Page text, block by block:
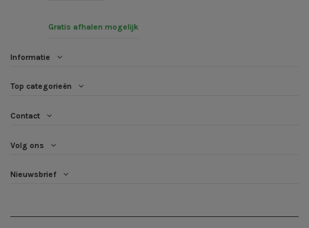
Gratis afhalen mogelijk
Informatie
Top categorieën
Contact
Volg ons
Nieuwsbrief